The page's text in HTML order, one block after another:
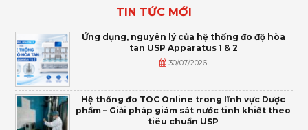
TIN TỨC MỚI
Ứng dụng, nguyên lý của hệ thống đo độ hòa
tan USP Apparatus 1 & 2
30/07/2026
Hệ thống đo TOC Online trong lĩnh vực Dược
phẩm – Giải pháp giám sát nước tinh khiết theo
tiêu chuẩn USP